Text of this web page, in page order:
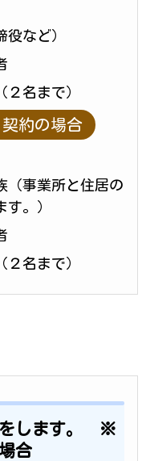
など）
名まで）
約の場合
事業所と住居の
。）
名まで）
をします。 ※
合